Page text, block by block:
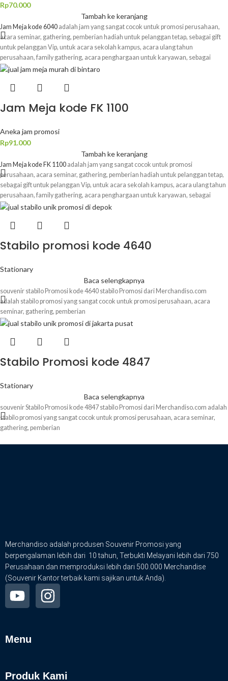
Rp70.000
Tambah ke keranjang
Jam Meja kode 6040 adalah jam yang sangat cocok untuk promosi perusahaan,
acara seminar, gathering, pemberian hadiah untuk pelanggan tetap, sebagai gift
untuk pelanggan Vip, untuk acara sekolah kampus, acara ulang tahun
perusahaan, family gathering, acara penghargaan untuk karyawan, sebagai
hadiah untuk karyawan yang loyal dan masih banyak lagi kegunaannya. Souvenir
Material : kulit ( standard promosi ) Ukuran : 15.2 x 10 x 3.6cm Warna
Quantity lebih besar / lebih kecil silahkan hubungi admin / chat kami di bagian
pojok kanan bawah website
Jam Meja kode FK 1100
Aneka jam promosi
Rp91.000
Tambah ke keranjang
Jam Meja kode FK 1100 adalah jam yang sangat cocok untuk promosi
perusahaan, acara seminar, gathering, pemberian hadiah untuk pelanggan tetap,
sebagai gift untuk pelanggan Vip, untuk acara sekolah kampus, acara ulang tahun
perusahaan, family gathering, acara penghargaan untuk karyawan, sebagai
hadiah untuk karyawan yang loyal dan masih banyak lagi kegunaannya. Souvenir
1100Material : kayu ( standard promosi ) Ukuran : 11 x 4.1 x 11.5 cm
dan Quantity lebih besar / lebih kecil silahkan hubungi admin / chat kami di bagian
Stabilo promosi kode 4640
Stationary
Baca selengkapnya
souvenir stabilo Promosi kode 4640 stabilo Promosi dari Merchandiso.com
adalah stabilo promosi yang sangat cocok untuk promosi perusahaan, acara
seminar, gathering, pemberian
Stabilo Promosi kode 4847
Stationary
Baca selengkapnya
souvenir Stabilo Promosi kode 4847 stabilo Promosi dari Merchandiso.com adalah
stabilo promosi yang sangat cocok untuk promosi perusahaan, acara seminar,
gathering, pemberian
Menu
Produk Kami